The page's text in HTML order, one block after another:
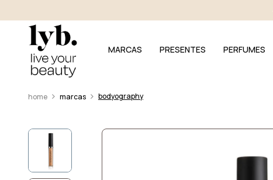
MARCAS PRESENTES PERFUMES
marcas bodyography